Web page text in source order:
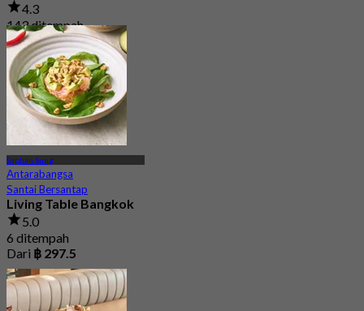
4.3
143 ditempah
Dari฿ 247.5
Saphan Sung
Antarabangsa
Santai Bersantap
Living Table Bangkok
5.0
6 ditempah
Dari ฿ 297.5